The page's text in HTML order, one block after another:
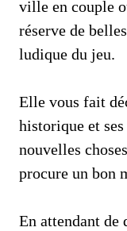
ville en couple
réserve de
ludique du jeu.
Elle vous fait
historique et
nouvelles
procure un bon
En attendant de